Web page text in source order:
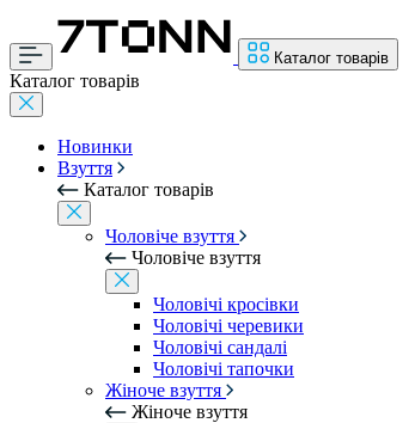
Каталог товарів
Каталог товарів
Новинки
Взуття
Каталог товарів
Чоловіче взуття
Чоловіче взуття
Чоловічі кросівки
Чоловічі черевики
Чоловічі сандалі
Чоловічі тапочки
Жіноче взуття
Жіноче взуття